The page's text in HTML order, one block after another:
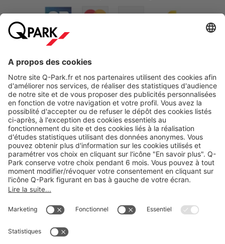
Nos produits
Nos services